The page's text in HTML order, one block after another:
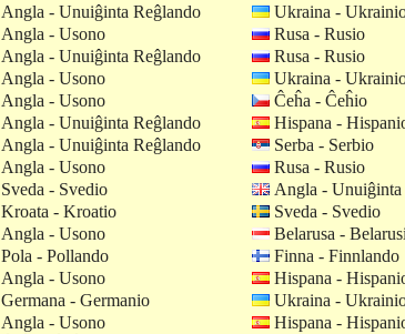
Angla - Unuiĝinta Reĝlando
Ukraina -
Angla - Usono
Rusa - Rusio
Angla - Unuiĝinta Reĝlando
Rusa - Rusio
Angla - Usono
Ukraina -
Angla - Usono
Ĉeĥa - Ĉeĥio
Angla - Unuiĝinta Reĝlando
Hispana -
Angla - Unuiĝinta Reĝlando
Serba - Serbio
Angla - Usono
Rusa - Rusio
Sveda - Svedio
Angla - Unuiĝinta
Kroata - Kroatio
Sveda - Svedio
Angla - Usono
Belarusa -
Pola - Pollando
Finna - Finnlando
Angla - Usono
Hispana -
Germana - Germanio
Ukraina -
Angla - Usono
Hispana -